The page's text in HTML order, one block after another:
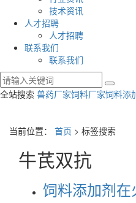
技术资讯
人才招聘
人才招聘
联系我们
联系我们
全站搜索 兽药厂家饲料厂家饲料添
当前位置： 首页 > 标签搜索
牛芪双抗
饲料添加剂